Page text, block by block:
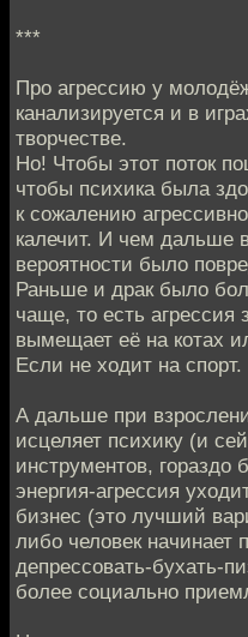
***
Про агрессию у
канализируется и в
творчестве.
Но! Чтобы этот поток
чтобы психика была
к сожалению
калечит. И чем дальше
вероятности было
Раньше и драк было
чаще, то есть агрессия
вымещает её на котах
Если не ходит на спорт.
А дальше при
исцеляет психику (и
инструментов,
энергия-агрессия
бизнес (это лучший
либо человек начинает
депрессовать-бухать-
более социально